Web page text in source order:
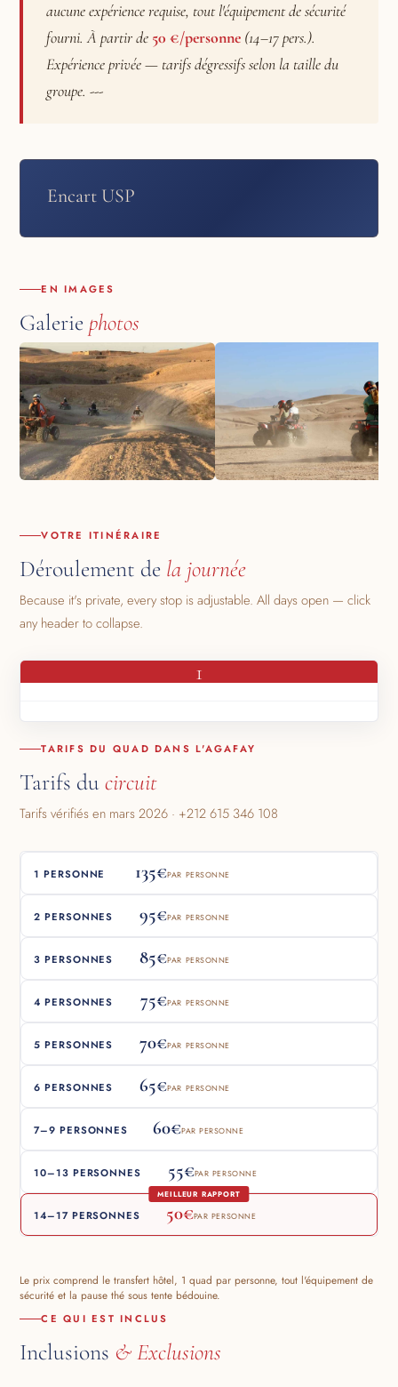
aucune expérience requise, tout l'équipement de sécurité
fourni. À partir de 50 €/personne (14–17 pers.).
Expérience privée — tarifs dégressifs selon la taille du
groupe. ---
Encart USP
EN IMAGES
Galerie photos
VOTRE ITINÉRAIRE
Déroulement de la journée
Because it's private, every stop is adjustable. All days open — click
any header to collapse.
1
TARIFS DU QUAD DANS L'AGAFAY
Tarifs ducircuit
Tarifs vérifiés en mars 2026 · +212 615 346 108
1 PERSONNE 135€PAR PERSONNE
2 PERSONNES 95€PAR PERSONNE
3 PERSONNES 85€PAR PERSONNE
4 PERSONNES 75€PAR PERSONNE
5 PERSONNES 70€PAR PERSONNE
6 PERSONNES 65€PAR PERSONNE
7–9 PERSONNES 60€PAR PERSONNE
10–13 PERSONNES 55€PAR PERSONNE
MEILLEUR RAPPORT
14–17 PERSONNES 50€PAR PERSONNE
Le prix comprend le transfert hôtel, 1 quad par personne, tout l'équipement de
sécurité et la pause thé sous tente bédouine.
CE QUI EST INCLUS
Inclusions & Exclusions